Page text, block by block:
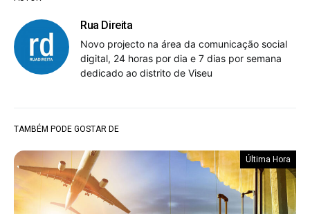
Rua Direita
Novo projecto na área da comunicação social
digital, 24 horas por dia e 7 dias por semana
dedicado ao distrito de Viseu
TAMBÉM PODE GOSTAR DE
Última Hora